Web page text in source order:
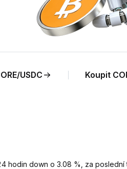
USDC Koupit
hodin down o 3.08 %, za